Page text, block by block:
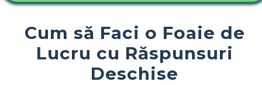
Cum să Faci o Foaie de
Lucru cu Răspunsuri
Deschise